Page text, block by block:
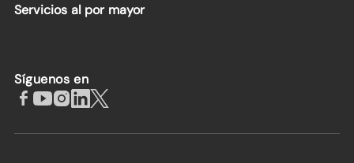
Servicios al por mayor
Síguenos en